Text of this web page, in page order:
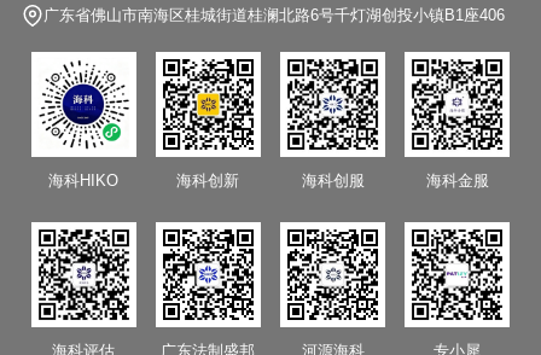
广东省佛山市南海区桂城街道桂澜北路6号千灯湖创投小镇B1座406
海科HIKO 海科创新 海科创服 海科金服
海科评估 广东法制盛邦 河源海科 专小犀